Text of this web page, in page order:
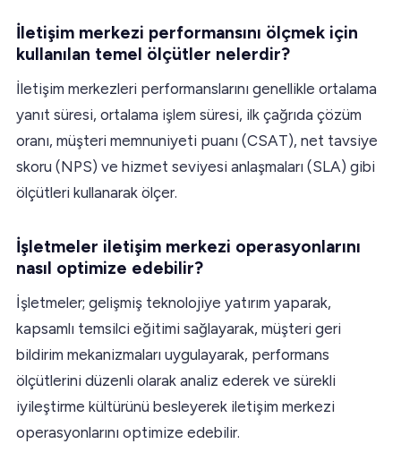
İletişim merkezi performansını ölçmek için
kullanılan temel ölçütler nelerdir?
İletişim merkezleri performanslarını genellikle ortalama
yanıt süresi, ortalama işlem süresi, ilk çağrıda çözüm
oranı, müşteri memnuniyeti puanı (CSAT), net tavsiye
skoru (NPS) ve hizmet seviyesi anlaşmaları (SLA) gibi
ölçütleri kullanarak ölçer.
İşletmeler iletişim merkezi operasyonlarını
nasıl optimize edebilir?
İşletmeler; gelişmiş teknolojiye yatırım yaparak,
kapsamlı temsilci eğitimi sağlayarak, müşteri geri
bildirim mekanizmaları uygulayarak, performans
ölçütlerini düzenli olarak analiz ederek ve sürekli
iyileştirme kültürünü besleyerek iletişim merkezi
operasyonlarını optimize edebilir.